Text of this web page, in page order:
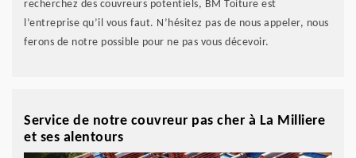
recherchez des couvreurs potentiels, BM Toiture est
l’entreprise qu’il vous faut. N’hésitez pas de nous appeler, nous
ferons de notre possible pour ne pas vous décevoir.
Service de notre couvreur pas cher à La Milliere
et ses alentours